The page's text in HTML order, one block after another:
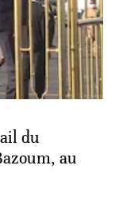
du
au